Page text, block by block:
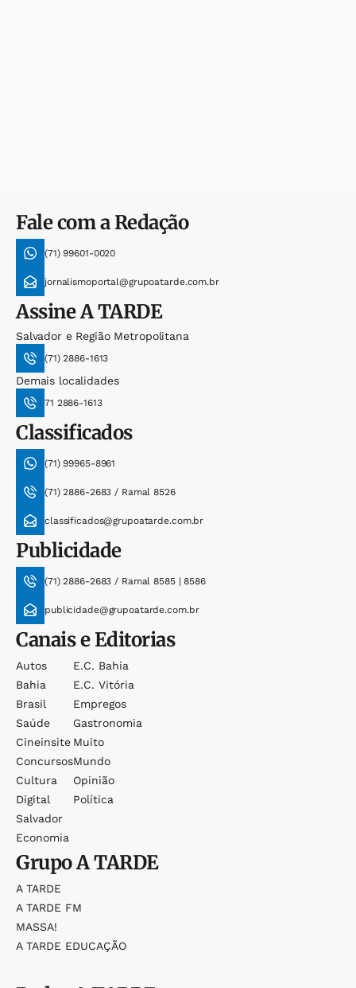
Fale com a Redação
(71) 99601-0020
jornalismoportal@grupoatarde.com.br
AssineA TARDE
Salvador e Região Metropolitana
(71) 2886-1613
Demais localidades
71 2886-1613
Classificados
(71) 99965-8961
(71) 2886-2683 / Ramal 8526
classificados@grupoatarde.com.br
Publicidade
(71) 2886-2683 / Ramal 8585 | 8586
publicidade@grupoatarde.com.br
Canais e Editorias
Autos
Bahia
Brasil
Saúde
Cineinsite
Concursos
Cultura
Digital
Salvador
Economia
E.c. Bahia
E.c. Vitória
Empregos
Gastronomia
Muito
Mundo
Opinião
Política
GrupoA TARDE
A TARDE
A TARDE FM
MASSA!
A TARDE EDUCAÇÃO